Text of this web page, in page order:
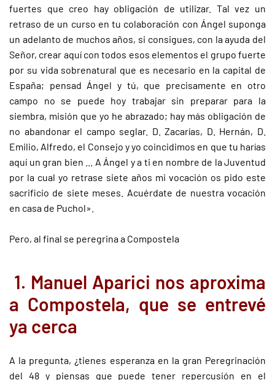
fuertes que creo hay obligación de utilizar. Tal vez un
retraso de un curso en tu colaboración con Ángel suponga
un adelanto de muchos años, si consigues, con la ayuda del
Señor, crear aquí con todos esos elementos el grupo fuerte
por su vida sobrenatural que es necesario en la capital de
España; pensad Ángel y tú, que precisamente en otro
campo no se puede hoy trabajar sin preparar para la
siembra, misión que yo he abrazado; hay más obligación de
no abandonar el campo seglar. D. Zacarías, D. Hernán, D.
Emilio, Alfredo, el Consejo y yo coincidimos en que tu harías
aquí un gran bien ... A Ángel y a ti en nombre de la Juventud
por la cual yo retrase siete años mi vocación os pido este
sacrificio de siete meses. Acuérdate de nuestra vocación
en casa de Puchol».
Pero, al final se peregrina a Compostela
1. Manuel Aparici nos aproxima
a Compostela, que se entrevé
ya cerca
A la pregunta, ¿tienes esperanza en la gran Peregrinación
del 48 y piensas que puede tener repercusión en el